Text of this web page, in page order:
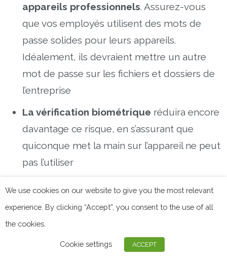
appareils professionnels. Assurez-vous
que vos employés utilisent des mots de
passe solides pour leurs appareils.
Idéalement, ils devraient mettre un autre
mot de passe sur les fichiers et dossiers de
l’entreprise
La vérification biométrique réduira encore
davantage ce risque, en s’assurant que
quiconque met la main sur l’appareil ne peut
pas l’utiliser
accéder aux données sensibles sans le code
We use cookies on our website to give you the most relevant
experience. By clicking “Accept”, you consent to the use of all
the cookies.
Cookie settings ACCEPT